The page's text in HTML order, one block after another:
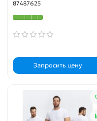
87487625
Запросить цену